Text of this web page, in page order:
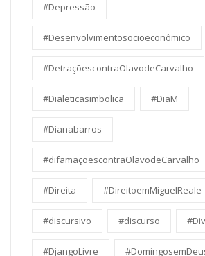
#Depressão
#Desenvolvimentosocioeconômico
#DetraçõescontraOlavodeCarvalho
#Dialeticasimbolica #DiaM
#Dianabarros
#difamaçõescontraOlavodeCarvalho
#Direita #DireitoemMiguelReale
#discursivo #discurso
#DjangoLivre